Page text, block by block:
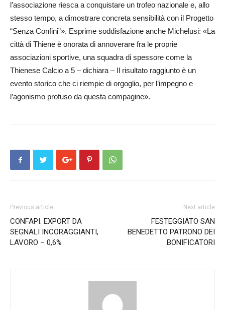
l’associazione riesca a conquistare un trofeo nazionale e, allo
stesso tempo, a dimostrare concreta sensibilità con il Progetto
“Senza Confini”». Esprime soddisfazione anche Michelusi: «La
città di Thiene è onorata di annoverare fra le proprie
associazioni sportive, una squadra di spessore come la
Thienese Calcio a 5 – dichiara – Il risultato raggiunto è un
evento storico che ci riempie di orgoglio, per l’impegno e
l’agonismo profuso da questa compagine».
Previous article
CONFAPI: EXPORT DA
SEGNALI INCORAGGIANTI,
LAVORO – 0,6%
Next article
FESTEGGIATO SAN
BENEDETTO PATRONO DEI
BONIFICATORI